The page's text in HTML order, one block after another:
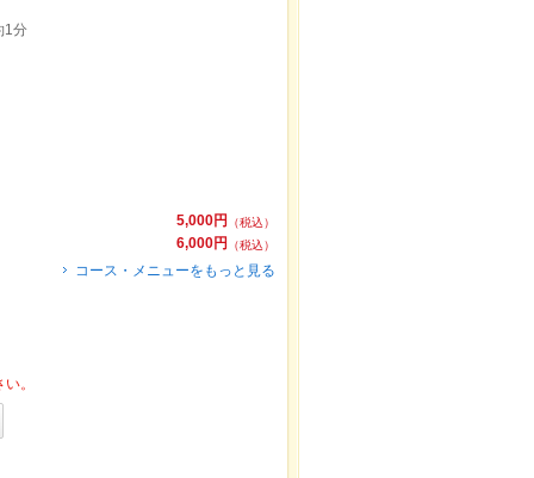
1分
5,000円 （税込）
6,000円 （税込）
コース・メニューをもっと見る
。